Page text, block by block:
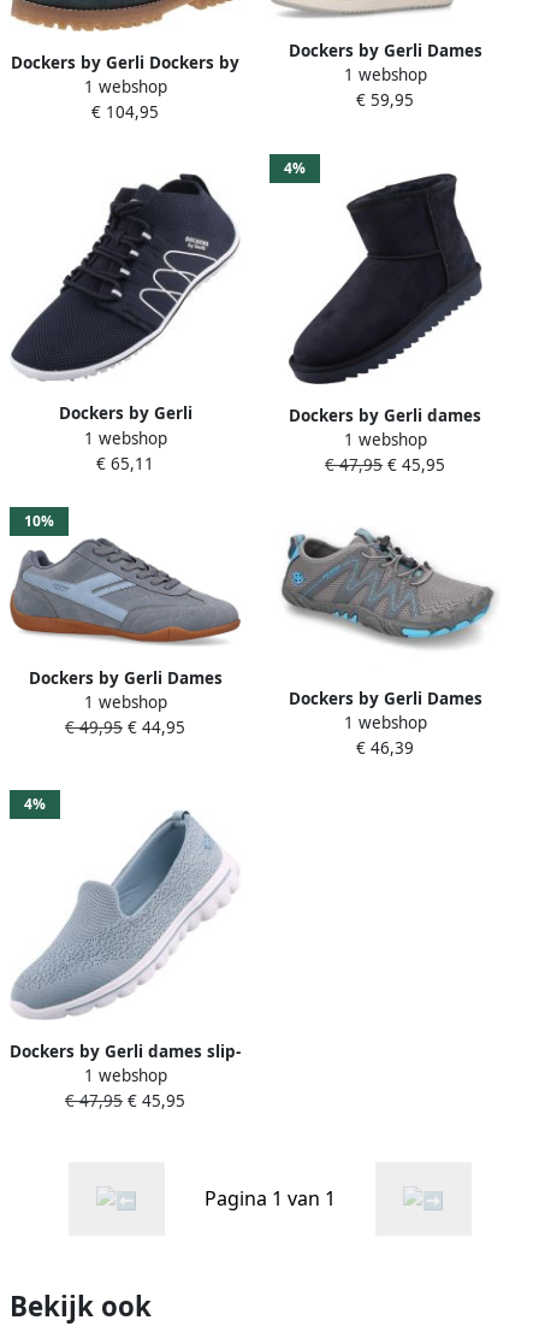
Dockers by Gerli Dockers by
Gerly 58NW201-300
Damesschoenen 660-Navy
1 webshop
€ 104,95
Dockers by Gerli Dames
Sneakers 58SM201-201605
Blue White
1 webshop
€ 59,95
Dockers by Gerli
damesschoenen
donkerblauw
1 webshop
€ 65,11
4%
Dockers by Gerli dames
enkellaars blauw gevoerd
1 webshop
€ 47,95 € 45,95
10%
Dockers by Gerli Dames
Sneaker Veterschoen
57JM201-810-600 Blauw
1 webshop
€ 49,95 € 44,95
Dockers by Gerli Dames
Barfußschoenen 56MH202-
700226 Dk grey Blue
1 webshop
€ 46,39
4%
Dockers by Gerli dames slip-
on schoenen lichtblauw
1 webshop
€ 47,95 € 45,95
Pagina 1 van 1
Bekijk ook